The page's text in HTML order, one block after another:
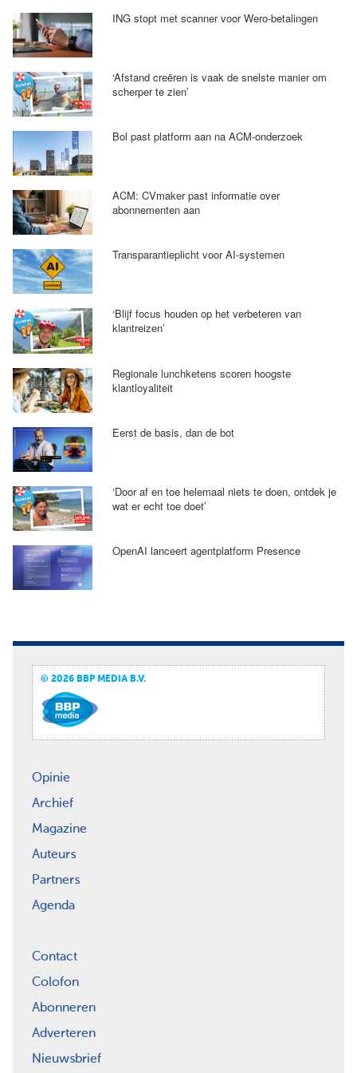
ING stopt met scanner voor Wero-betalingen
‘Afstand creëren is vaak de snelste manier om
scherper te zien’
Bol past platform aan na ACM-onderzoek
ACM: CVmaker past informatie over
abonnementen aan
Transparantieplicht voor AI-systemen
‘Blijf focus houden op het verbeteren van
klantreizen’
Regionale lunchketens scoren hoogste
klantloyaliteit
Eerst de basis, dan de bot
‘Door af en toe helemaal niets te doen, ontdek je
wat er echt toe doet’
OpenAI lanceert agentplatform Presence
© 2026 BBP MEDIA B.V.
Opinie
Archief
Magazine
Auteurs
Partners
Agenda
Contact
Colofon
Abonneren
Adverteren
Nieuwsbrief